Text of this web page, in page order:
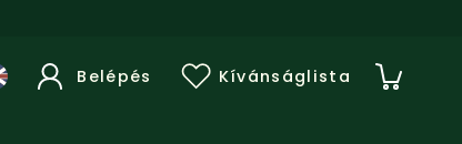
Belépés Kívánságlista